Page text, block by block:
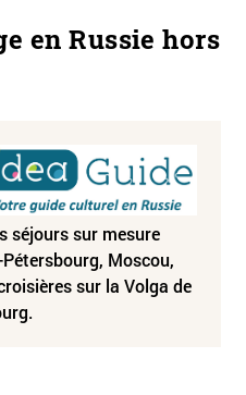
en Russie hors
séjours sur mesure
Moscou,
sur la Volga de